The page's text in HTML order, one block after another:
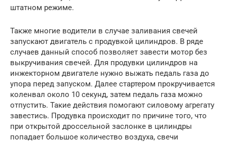
штатном режиме.
Также многие водители в случае заливания свечей
запускают двигатель с продувкой цилиндров. В ряде
случаев данный способ позволяет завести мотор без
выкручивания свечей. Для продувки цилиндров на
инжекторном двигателе нужно выжать педаль газа до
упора перед запуском. Далее стартером прокручивается
коленвал около 10 секунд, затем педаль газа можно
отпустить. Такие действия помогают силовому агрегату
завестись. Продувка происходит по причине того, что
при открытой дроссельной заслонке в цилиндры
попадает большое количество воздуха, свечи